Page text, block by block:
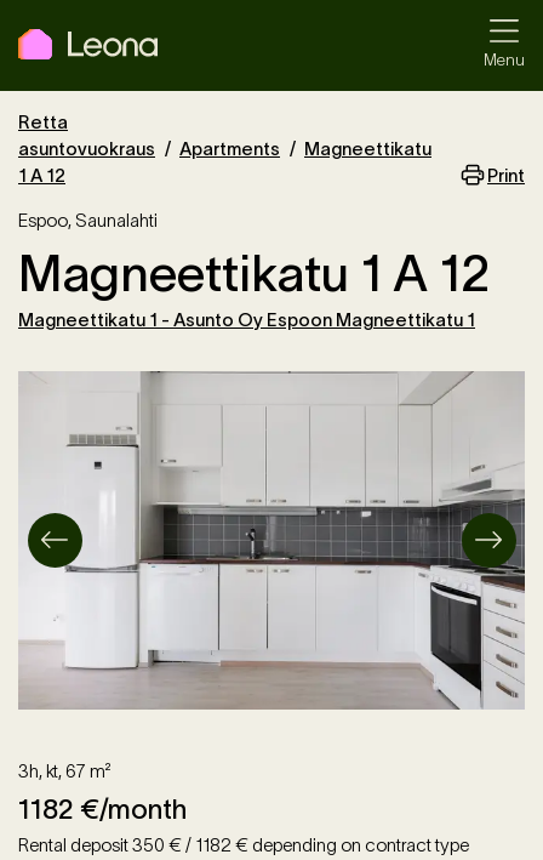
Menu
Retta
asuntovuokraus
Apartments
Magneettikatu
1 A 12
Print
Espoo, Saunalahti
Magneettikatu 1 A 12
Magneettikatu 1 - Asunto Oy Espoon Magneettikatu 1
3h, kt, 67 m²
1182 €/month
Rental deposit 350 € / 1182 € depending on contract type